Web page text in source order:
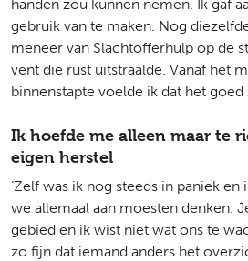
handen zou kunnen nemen. Ik gaf
gebruik van te maken. Nog
meneer van Slachtofferhulp op de
vent die rust uitstraalde. Vanaf het
binnenstapte voelde ik dat het
Ik hoefde me alleen maar te
eigen herstel
‘Zelf was ik nog steeds in paniek
we allemaal aan moesten denken.
gebied en ik wist niet wat ons te
zo fijn dat iemand anders het